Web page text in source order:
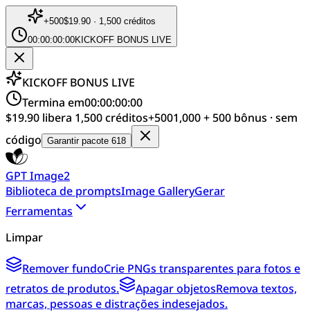
+500$19.90 · 1,500 créditos
00:00:00:00KICKOFF BONUS LIVE
KICKOFF BONUS LIVE
Termina em00:00:00:00
$19.90 libera 1,500 créditos+5001,000 + 500 bônus · sem
código Garantir pacote 618
GPT Image2
Biblioteca de promptsImage GalleryGerar
Ferramentas
Limpar
Remover fundoCrie PNGs transparentes para fotos e
retratos de produtos.
Apagar objetosRemova textos,
marcas, pessoas e distrações indesejados.